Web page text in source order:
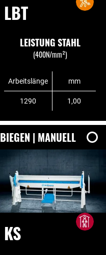
LBT
LEISTUNG STAHL
(400N/mm²)
Arbeitslänge mm
1290 1,00
BIEGEN | MANUELL
KS